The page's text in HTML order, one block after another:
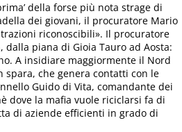
della forse più nota strage di
dei giovani, il procuratore Mario
riconoscibili». Il procuratore
piana di Gioia Tauro ad Aosta:
A insidiare maggiormente il Nord
spara, che genera contatti con le
Guido di Vita, comandante dei
dove la mafia vuole riciclarsi fa di
di aziende efficienti in grado di